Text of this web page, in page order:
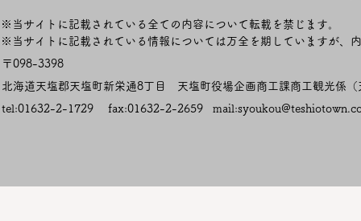
〒098-3398
​北海道天塩郡天塩町新栄通8丁目 天塩町役場企画商工課商工観光係
tel:01632-2-1729 fax:01632-2-2659 mail:
※当サイトに記載されている全ての内容について転載を禁じます。
​※当サイトに記載されている情報については万全を期していますが、